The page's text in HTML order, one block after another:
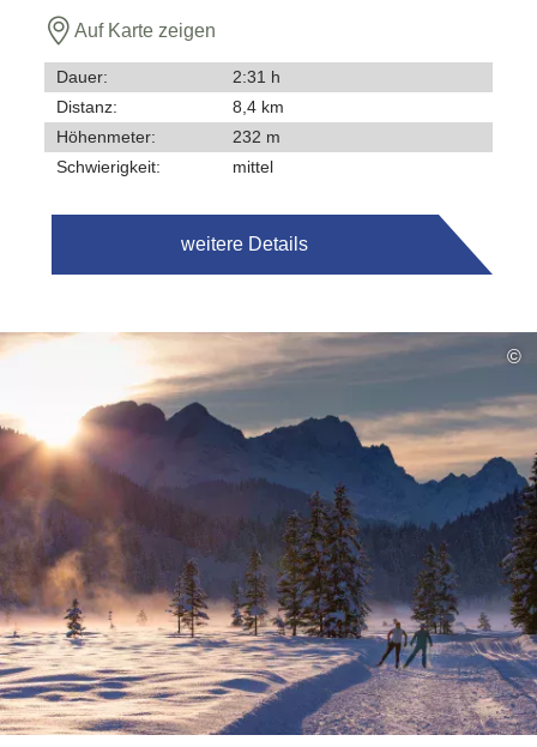
Auf Karte zeigen
Dauer:
2:31 h
Distanz:
8,4 km
Höhenmeter:
232 m
Schwierigkeit:
mittel
weitere Details
©